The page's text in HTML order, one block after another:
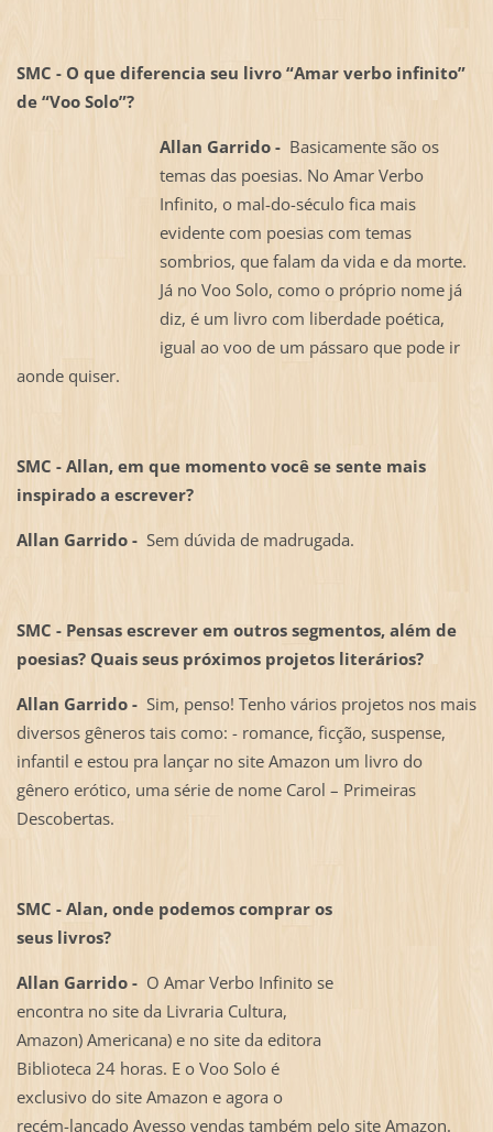
SMC - O que diferencia seu livro “Amar verbo infinito”
de “Voo Solo”?
Allan Garrido -Basicamente são os
temas das poesias. No Amar Verbo
Infinito, o mal-do-século fica mais
evidente com poesias com temas
sombrios, que falam da vida e da morte.
Já no Voo Solo, como o próprio nome já
diz, é um livro com liberdade poética,
igual ao voo de um pássaro que pode ir
aonde quiser.
SMC - Allan, em que momento você se sente mais
inspirado a escrever?
Allan Garrido -Sem dúvida de madrugada.
SMC - Pensas escrever em outros segmentos, além de
poesias? Quais seus próximos projetos literários?
Allan Garrido -Sim, penso! Tenho vários projetos nos mais
diversos gêneros tais como: - romance, ficção, suspense,
infantil e estou pra lançar no site Amazon um livro do
gênero erótico, uma série de nome Carol – Primeiras
Descobertas.
SMC - Alan, onde podemos comprar os
seus livros?
Allan Garrido -O Amar Verbo Infinito se
encontra no site da Livraria Cultura,
Amazon) Americana) e no site da editora
Biblioteca 24 horas. E o Voo Solo é
exclusivo do site Amazon e agora o
recém-lançado Avesso vendas também pelo site Amazon.